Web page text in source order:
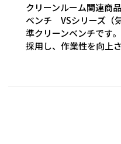
クリーンルーム関連商
ベンチ VSシリーズ（
準クリーンベンチです
採用し、作業性を向上